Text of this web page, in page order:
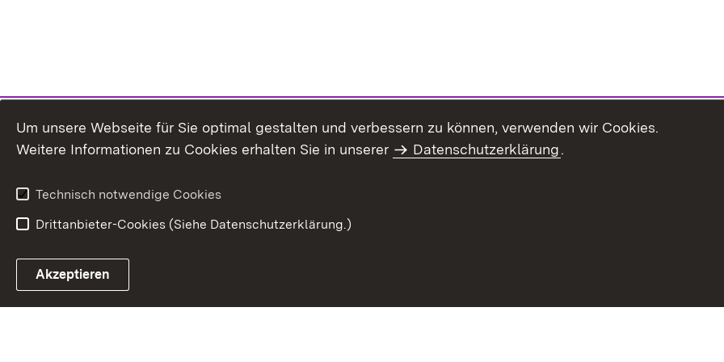
Um unsere Webseite für Sie optimal gestalten und verbessern zu können, verwenden wir Cookies.
Weitere Informationen zu Cookies erhalten Sie in unserer
Datenschutzerklärung.
Technisch notwendige Cookies
Drittanbieter-Cookies (Siehe Datenschutzerklärung.)
Akzeptieren